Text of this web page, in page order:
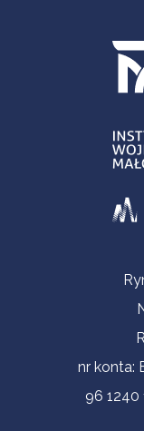
Informacje
nr konta:
96 1240